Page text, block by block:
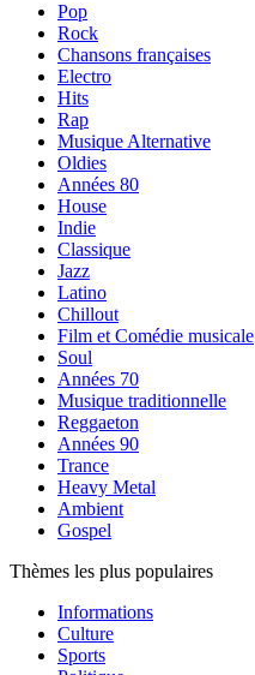
Pop
Rock
Chansons françaises
Electro
Hits
Rap
Musique Alternative
Oldies
Années 80
House
Indie
Classique
Jazz
Latino
Chillout
Film et Comédie musicale
Soul
Années 70
Musique traditionnelle
Reggaeton
Années 90
Trance
Heavy Metal
Ambient
Gospel
Thèmes les plus populaires
Informations
Culture
Sports